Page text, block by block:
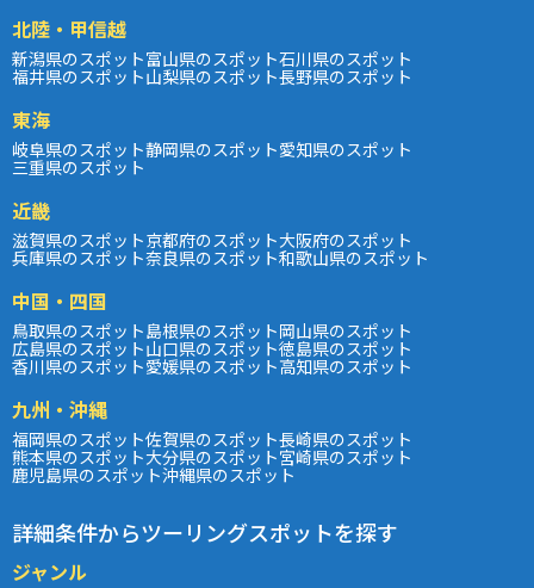
北陸・甲信越
新潟県のスポット富山県のスポット石川県のスポット
福井県のスポット山梨県のスポット長野県のスポット
東海
岐阜県のスポット静岡県のスポット愛知県のスポット
三重県のスポット
近畿
滋賀県のスポット京都府のスポット大阪府のスポット
兵庫県のスポット奈良県のスポット和歌山県のスポット
中国・四国
鳥取県のスポット島根県のスポット岡山県のスポット
広島県のスポット山口県のスポット徳島県のスポット
香川県のスポット愛媛県のスポット高知県のスポット
九州・沖縄
福岡県のスポット佐賀県のスポット長崎県のスポット
熊本県のスポット大分県のスポット宮崎県のスポット
鹿児島県のスポット沖縄県のスポット
詳細条件からツーリングスポットを探す
ジャンル